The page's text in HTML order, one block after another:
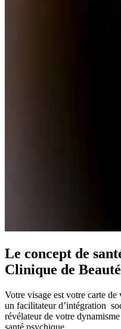
Le concept de
Clinique de Beauté
Votre visage est votre carte de
un facilitateur d’intégration
révélateur de votre
santé psychique.